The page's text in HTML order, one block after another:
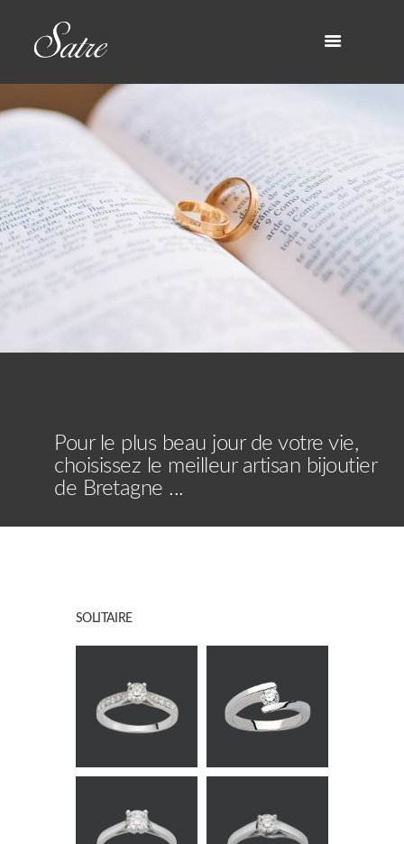
Pour le plus beau jour de votre vie,
choisissez le meilleur artisan bijoutier
de Bretagne ...
SOLITAIRE